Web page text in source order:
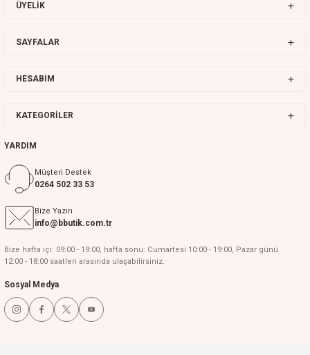
ÜYELİK
SAYFALAR
HESABIM
KATEGORİLER
YARDIM
Müşteri Destek
0264 502 33 53
Bize Yazın
info@bbutik.com.tr
Bize hafta içi: 09:00 - 19:00, hafta sonu: Cumartesi 10:00 - 19:00, Pazar günü
12:00 - 18:00 saatleri arasında ulaşabilirsiniz.
Sosyal Medya